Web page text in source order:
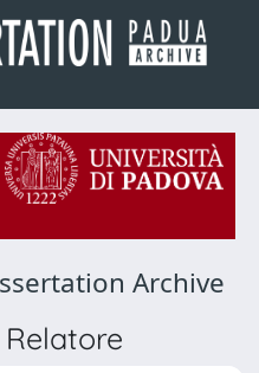
Archive